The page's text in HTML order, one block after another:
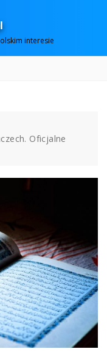
interesie
Oficjalne